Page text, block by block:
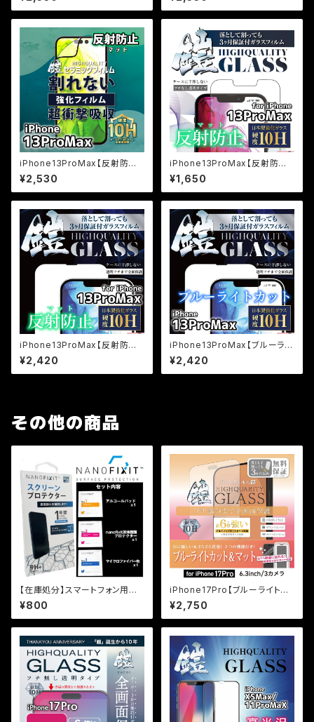
ルム『鎧』全面フルカバー 面フルカバー
iPhone13ProMax【反射防止】
（マット）割れないセラミックフィ
ルム『鎧』全面フルカバー
¥2,530
iPhone13ProMax【反射防止】
（マット）保証付きガラスフィルム
『鎧』平面タイプ
¥1,650
iPhone13ProMax【反射防止】
（マット）保証付きガラスフィルム
『鎧』全面フルカバー
¥2,420
iPhone13ProMax【ブルーライ
トカット】保証付きガラスフィルム
『鎧』全面フルカバー
¥2,420
その他の商品
【在庫処分】スマートフォン用
液体ガラスコーティング剤『NAN
O FIXIT』※保証付帯なし
¥800
iPhone17Pro【ブルーライトカ
ット＆反射防止】（マット）3カ月
保証付き『ガラスフィルム鎧』全
面フルカバー（黒フチタイプ）＜
¥2,750